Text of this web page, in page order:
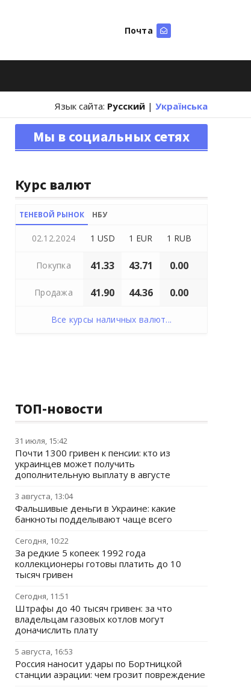
Почта
Язык сайта: Русский | Українська
Мы в социальных сетях
Курс валют
ТЕНЕВОЙ РЫНОК НБУ
02.12.2024 1 USD 1 EUR 1 RUB
Покупка 41.33 43.71 0.00
Продажа 41.90 44.36 0.00
Все курсы наличных валют...
ТОП-новости
31 июля, 15:42
Почти 1300 гривен к пенсии: кто из
украинцев может получить
дополнительную выплату в августе
3 августа, 13:04
Фальшивые деньги в Украине: какие
банкноты подделывают чаще всего
Сегодня, 10:22
За редкие 5 копеек 1992 года
коллекционеры готовы платить до 10
тысяч гривен
Сегодня, 11:51
Штрафы до 40 тысяч гривен: за что
владельцам газовых котлов могут
доначислить плату
5 августа, 16:53
Россия наносит удары по Бортницкой
станции аэрации: чем грозит повреждение